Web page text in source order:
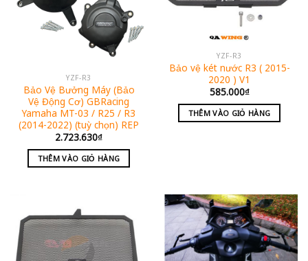
YZF-R3
Bảo Vệ Bưởng Máy (Bảo
Vệ Động Cơ) GBRacing
Yamaha MT-03 / R25 / R3
(2014-2022) (tuỳ chọn) REP
2.723.630₫
THÊM VÀO GIỎ HÀNG
YZF-R3
Bảo vệ két nước R3 ( 2015-
2020 ) V1
585.000₫
THÊM VÀO GIỎ HÀNG